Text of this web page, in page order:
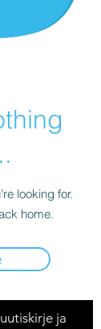
looking for.
home.
ja